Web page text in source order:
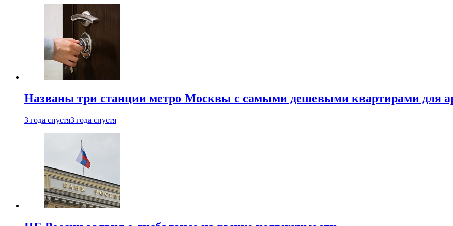
Названы три станции метро Москвы с самыми дешевыми квартирами для
3 года спустя3 года спустя